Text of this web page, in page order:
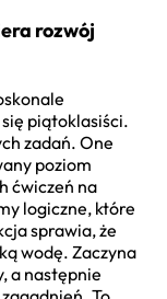
rozwój
piątoklasiści.
zadań. One
poziom
ćwiczeń na
logiczne, które
sprawia, że
wodę. Zaczyna
a następnie